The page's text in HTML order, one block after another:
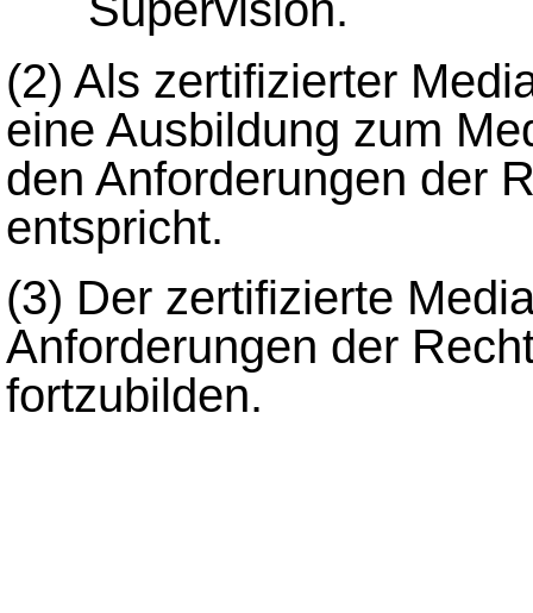
(2) Als zertifizierter
eine Ausbildung zum
den Anforderungen der
entspricht.
(3) Der zertifizierte
Anforderungen der
fortzubilden.